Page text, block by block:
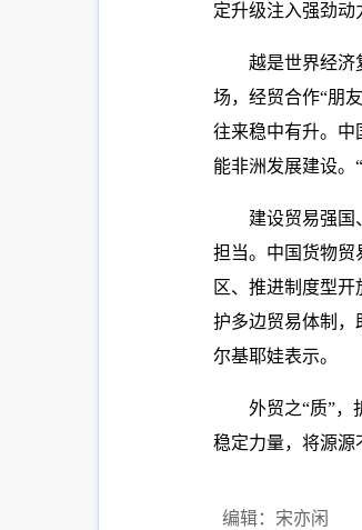
定升级注入强劲动
越是世界经济
场，经贸合作“朋
往来稳中有升。中
能非洲发展建设。
建设贸易强国
担当。中国货物贸
区、推进制度型
护多边贸易体制，
尔基耶娃表示。
外贸之“质”，
稳定力量，将源源
编辑：宋亦闲